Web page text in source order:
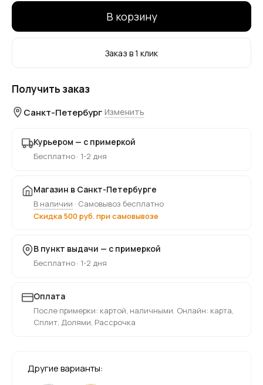
В корзину
Заказ в 1 клик
Получить заказ
Санкт-Петербург Изменить
Курьером — с примеркой
Бесплатно · 1-2 дня
Магазин в Санкт-Петербурге
В наличии · Самовывоз бесплатно
Скидка 500 руб. при самовывозе
В пункт выдачи — с примеркой
Бесплатно · 1-2 дня
Оплата
После примерки: картой, наличными. Онлайн: карта,
Сплит, Долями, Рассрочка
Другие варианты: